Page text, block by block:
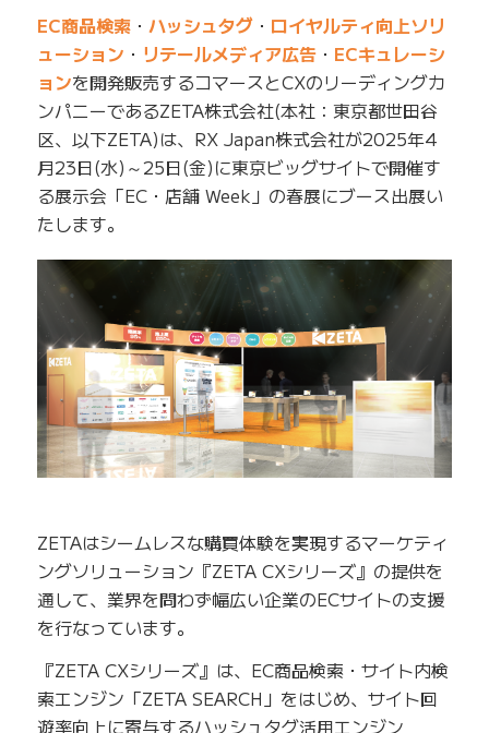
EC商品検索・ ハッシュタグ・ ロイヤルティ向上ソリ
ューション ・ リテールメディア広告・ ECキュレーシ
ョンを開発販売するコマースとCXのリーディングカ
ンパニーであるZETA株式会社(本社：東京都世田谷
区、以下ZETA)は、RX Japan株式会社が2025年4
月23日(水)～25日(金)に東京ビッグサイトで開催す
る展示会「EC・店舗 Week」の春展にブース出展い
たします。
ZETAはシームレスな購買体験を実現するマーケティ
ングソリューション『ZETA CXシリーズ』の提供を
通して、業界を問わず幅広い企業のECサイトの支援
を行なっています。
『ZETA CXシリーズ』は、EC商品検索・サイト内検
索エンジン「ZETA SEARCH」をはじめ、サイト回
遊率向上に寄与するハッシュタグ活用エンジン